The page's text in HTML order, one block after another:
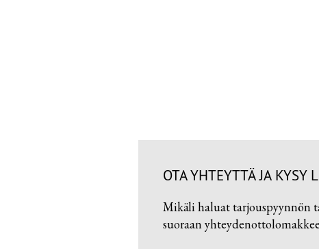
OTA YHTEYTTÄ JA KYSY
Mikäli haluat tarjouspyynnön
suoraan